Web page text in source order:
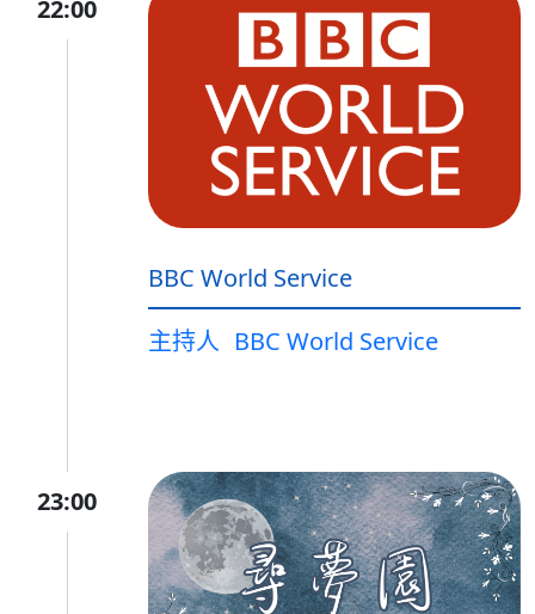
22:00
BBC World Service
主持人 BBC World Service
23:00